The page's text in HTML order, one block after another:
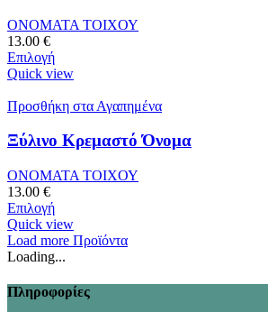
ΟΝΟΜΑΤΑ ΤΟΙΧΟΥ
13.00 €
Επιλογή
Quick view
Προσθήκη στα Αγαπημένα
Ξύλινο Κρεμαστό Όνομα
ΟΝΟΜΑΤΑ ΤΟΙΧΟΥ
13.00 €
Επιλογή
Quick view
Load more Προϊόντα
Loading...
Πληροφορίες